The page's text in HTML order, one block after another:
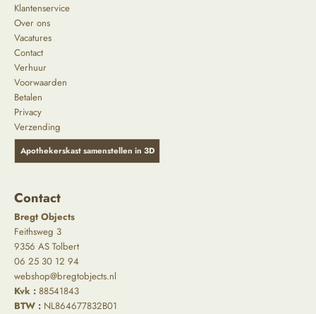
Klantenservice
Over ons
Vacatures
Contact
Verhuur
Voorwaarden
Betalen
Privacy
Verzending
Apothekerskast samenstellen in 3D
Contact
Bregt Objects
Feithsweg 3
9356 AS Tolbert
06 25 30 12 94
webshop@bregtobjects.nl
Kvk : 88541843
BTW : NL864677832B01